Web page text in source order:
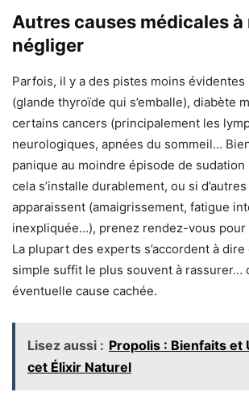
Autres causes médicales à
négliger
Parfois, il y a des pistes moins évidentes
(glande thyroïde qui s’emballe), diabète
certains cancers (principalement les
neurologiques, apnées du sommeil…
panique au moindre épisode de
cela s’installe durablement, ou si
apparaissent (amaigrissement, fatigue
inexpliquée…), prenez rendez-vous pour
La plupart des experts s’accordent à dire
simple suffit le plus souvent à rassurer…
éventuelle cause cachée.
Lisez aussi : Propolis : Bienfaits et
cet Élixir Naturel